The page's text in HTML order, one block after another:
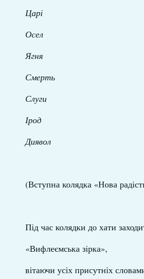
Царі
Осел
Ягня
Смерть
Слуги
Ірод
Диявол
(Вступна колядка «Нова
Під час колядки до хати
«Вифлеємська зірка»,
вітаючи усіх присутніх